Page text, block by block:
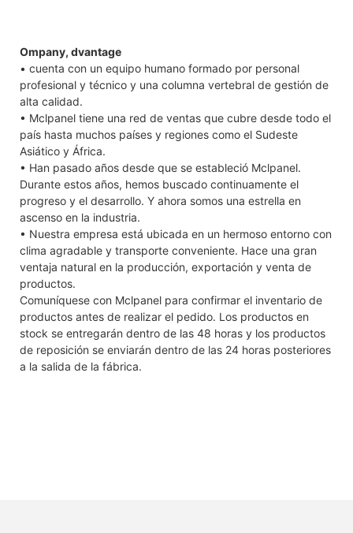
Ompany, dvantage
• cuenta con un equipo humano formado por personal
profesional y técnico y una columna vertebral de gestión de
alta calidad.
• Mclpanel tiene una red de ventas que cubre desde todo el
país hasta muchos países y regiones como el Sudeste
Asiático y África.
• Han pasado años desde que se estableció Mclpanel.
Durante estos años, hemos buscado continuamente el
progreso y el desarrollo. Y ahora somos una estrella en
ascenso en la industria.
• Nuestra empresa está ubicada en un hermoso entorno con
clima agradable y transporte conveniente. Hace una gran
ventaja natural en la producción, exportación y venta de
productos.
Comuníquese con Mclpanel para confirmar el inventario de
productos antes de realizar el pedido. Los productos en
stock se entregarán dentro de las 48 horas y los productos
de reposición se enviarán dentro de las 24 horas posteriores
a la salida de la fábrica.